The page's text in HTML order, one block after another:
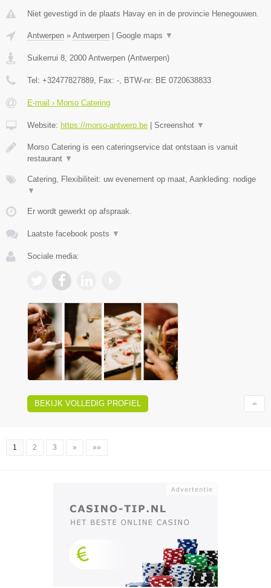
Niet gevestigd in de plaats Havay en in de provincie Henegouwen.
Antwerpen » Antwerpen Google maps ▼
Suikerrui 8, 2000 Antwerpen (Antwerpen)
Tel: +32477827889, Fax: -, BTW-nr: BE 0720638833
E-mail › Morso Catering
Website: https://morso-antwerp.be Screenshot ▼
Morso Catering is een cateringservice dat ontstaan is vanuit
restaurant ▼
Catering, Flexibiliteit: uw evenement op maat, Aankleding: nodige
▼
Er wordt gewerkt op afspraak.
Laatste facebook posts ▼
Sociale media:
BEKIJK VOLLEDIG PROFIEL
1 2 3 » »»